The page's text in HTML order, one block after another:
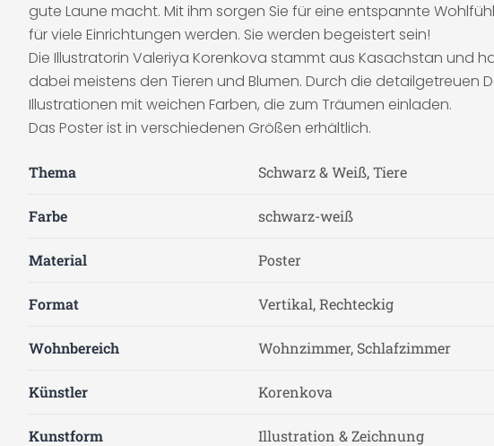
gute Laune macht. Mit ihm sorgen Sie für eine entspannte
für viele Einrichtungen werden. Sie werden begeistert sein!
Die Illustratorin Valeriya Korenkova stammt aus Kasachstan und
dabei meistens den Tieren und Blumen. Durch die detailgetreuen
Illustrationen mit weichen Farben, die zum Träumen einladen.
Das Poster ist in verschiedenen Größen erhältlich.
Thema Schwarz & Weiß, Tiere
Farbe schwarz-weiß
Material Poster
Format Vertikal, Rechteckig
Wohnbereich Wohnzimmer, Schlafzimmer
Künstler Korenkova
Kunstform Illustration & Zeichnung